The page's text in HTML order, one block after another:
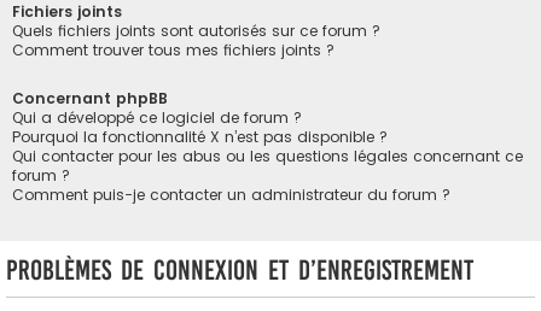
Fichiers joints
Quels fichiers joints sont autorisés sur ce forum ?
Comment trouver tous mes fichiers joints ?
Concernant phpBB
Qui a développé ce logiciel de forum ?
Pourquoi la fonctionnalité X n’est pas disponible ?
Qui contacter pour les abus ou les questions légales concernant ce
forum ?
Comment puis-je contacter un administrateur du forum ?
Problèmes de connexion et d’enregistrement